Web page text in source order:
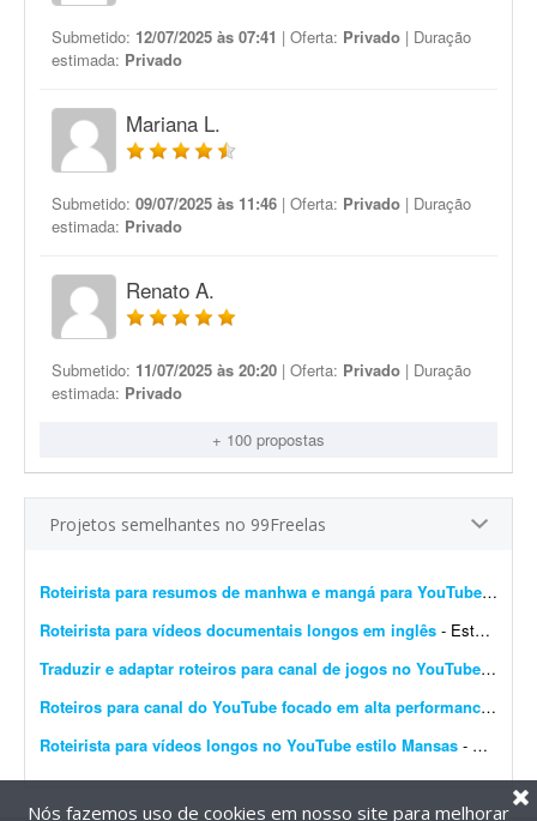
Submetido: 12/07/2025 às 07:41 | Oferta: Privado | Duração
estimada: Privado
Mariana L.
Submetido: 09/07/2025 às 11:46 | Oferta: Privado | Duração
estimada: Privado
Renato A.
Submetido: 11/07/2025 às 20:20 | Oferta: Privado | Duração
estimada: Privado
+ 100 propostas
Projetos semelhantes no 99Freelas
Roteirista para resumos de manhwa e mangá para YouTube
-
Roteirista para vídeos documentais longos em inglês - Estou buscando um roteirista com experiência na criação de roteiros para vídeos longos, no estilo documental, que aborde assuntos como crimes reais, histórias assu...
Traduzir e adaptar roteiros para canal de jogos no YouTube
- Olá!
Roteiros para canal do YouTube focado em alta performance
-
Roteirista para vídeos longos no YouTube estilo Mansas - Estou buscando uma pessoa apaixonada por boas histórias, capaz de mergulhar em universos digitais e conectar acontecimentos, personagens, teorias e detalhes que muita gente deixa passar. O ...
Nós fazemos uso de cookies em nosso site para melhorar